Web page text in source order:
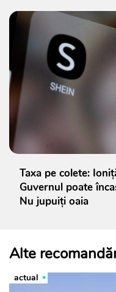
Taxa pe colete:
Guvernul poate
Nu jupuiți oaia
Alte
actual